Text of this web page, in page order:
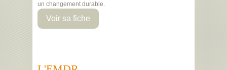
un changement durable.
Voir sa fiche